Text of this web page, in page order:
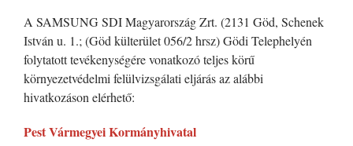
A SAMSUNG SDI Magyarország Zrt. (2131 Göd, Schenek
István u. 1.; (Göd külterület 056/2 hrsz) Gödi Telephelyén
folytatott tevékenységére vonatkozó teljes körű
környezetvédelmi felülvizsgálati eljárás az alábbi
hivatkozáson elérhető:
Pest Vármegyei Kormányhivatal